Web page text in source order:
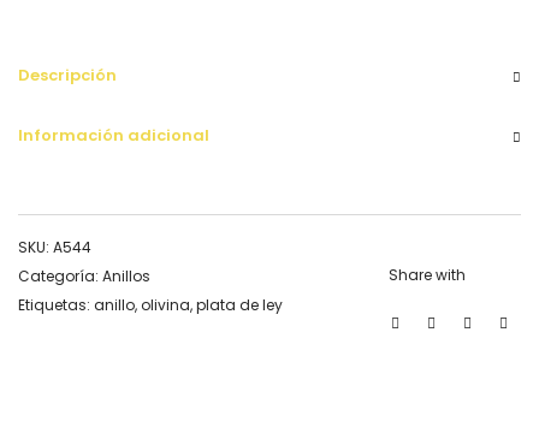
Descripción
Información adicional
SKU: A544
Categoría: Anillos
Etiquetas: anillo,olivina,plata de ley
Share with